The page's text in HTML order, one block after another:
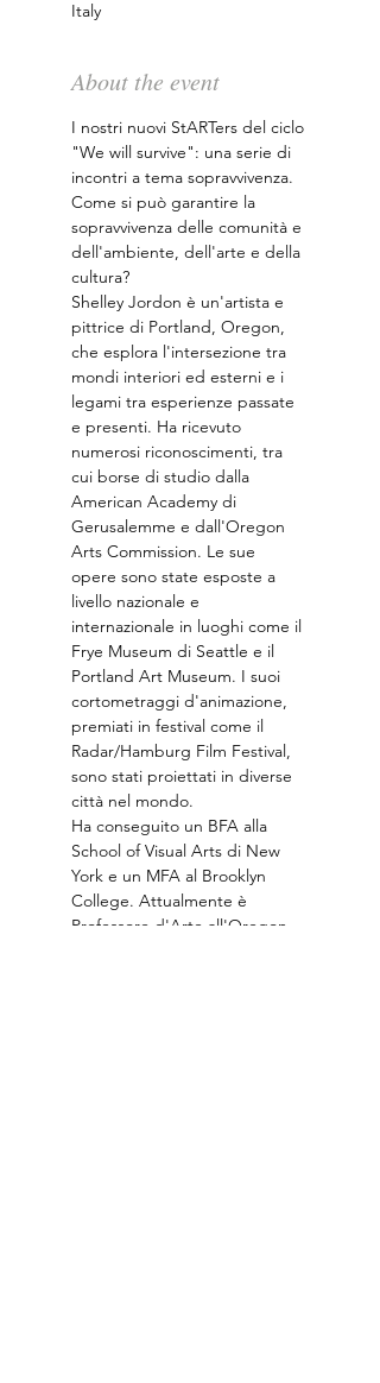
Italy
About the event
I nostri nuovi StARTers del ciclo
"We will survive": una serie di
incontri a tema sopravvivenza.
Come si può garantire la
sopravvivenza delle comunità e
dell'ambiente, dell'arte e della
cultura?
Shelley Jordon è un'artista e
pittrice di Portland, Oregon,
che esplora l'intersezione tra
mondi interiori ed esterni e i
legami tra esperienze passate
e presenti. Ha ricevuto
numerosi riconoscimenti, tra
cui borse di studio dalla
American Academy di
Gerusalemme e dall'Oregon
Arts Commission. Le sue
opere sono state esposte a
livello nazionale e
internazionale in luoghi come il
Frye Museum di Seattle e il
Portland Art Museum. I suoi
cortometraggi d'animazione,
premiati in festival come il
Radar/Hamburg Film Festival,
sono stati proiettati in diverse
città nel mondo.
Ha conseguito un BFA alla
School of Visual Arts di New
York e un MFA al Brooklyn
College. Attualmente è
Professore d'Arte all'Oregon